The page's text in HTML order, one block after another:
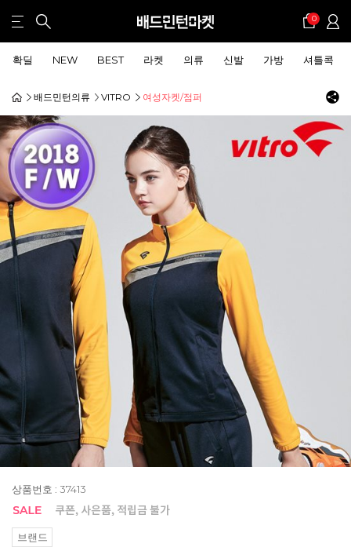
0
확딜 NEW BEST 라켓 의류 신발 가방 셔틀콕
배드민턴의류 VITRO 여성자켓/점퍼
상품번호 : 37413
브랜드